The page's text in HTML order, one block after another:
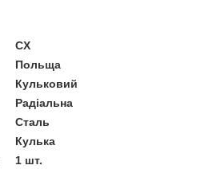
CX
Польща
Кульковий
Радіальна
Сталь
Кулька
1 шт.